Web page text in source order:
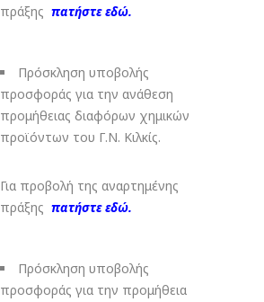
πράξης πατήστε εδώ.
Πρόσκληση υποβολής
προσφοράς για την ανάθεση
προμήθειας διαφόρων χημικών
προϊόντων του Γ.Ν. Κιλκίς.
Για προβολή της αναρτημένης
πράξης πατήστε εδώ.
Πρόσκληση υποβολής
προσφοράς για την προμήθεια